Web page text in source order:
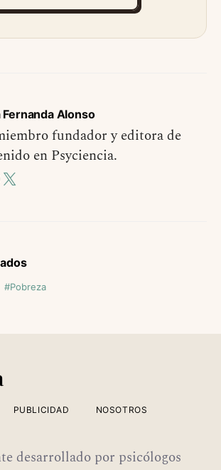
Fernanda Alonso
fundador y editora de
en Psyciencia.
Pobreza
PUBLICIDAD
NOSOTROS
desarrollado por psicólogos